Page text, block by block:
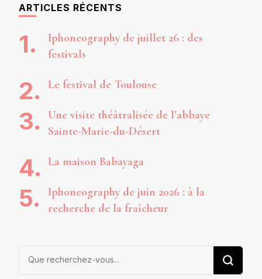
ARTICLES RÉCENTS
Iphoneography de juillet 26 : des
festivals
Le festival de Toulouse
Une visite théâtralisée de l’abbaye
Sainte-Marie-du-Désert
La maison Babayaga
Iphoneography de juin 2026 : à la
recherche de la fraîcheur
Vous